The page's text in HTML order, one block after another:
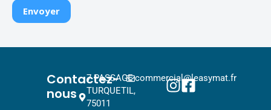
Contactez-
nous
7 PASSAGE
TURQUETIL,
75011
commercial@leasymat.fr